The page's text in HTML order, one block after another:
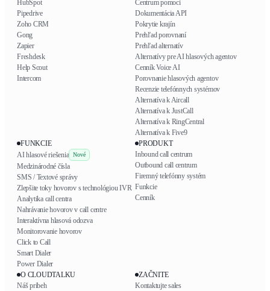
HubSpot
Pipedrive
Zoho CRM
Gong
Zapier
Freshdesk
Help Scout
Intercom
Centrum pomoci
Dokumentácia API
Pokrytie krajín
Prehľad porovnaní
Prehľad alternatív
Alternatívy pre AI hlasových agentov
Cenník Voice AI
Porovnanie hlasových agentov
Recenzie telefónnych systémov
Alternatíva k Aircall
Alternatíva k JustCall
Alternatíva k RingCentral
Alternatíva k Five9
FUNKCIE
AI hlasové riešenia
Nové
Medzinárodné čísla
SMS / Textové správy
Zlepšite toky hovorov s technológiou IVR
Analytika call centra
Nahrávanie hovorov v call centre
Interaktívna hlasová odozva
Monitorovanie hovorov
Click to Call
Smart Dialer
Power Dialer
PRODUKT
Inbound call centrum
Outbound call centrum
Firemný telefónny systém
Funkcie
Cenník
O CLOUDTALKU
Náš príbeh
ZAČNITE
Kontaktujte sales